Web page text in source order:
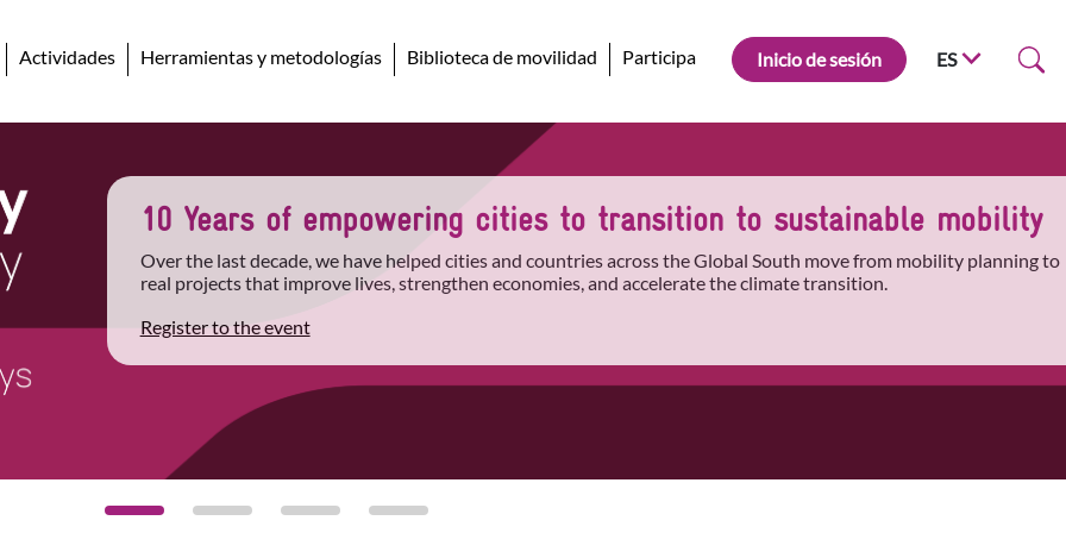
Actividades Herramientas y metodologías Biblioteca de movilidad Participa Inicio de sesión ES
10 Years of empowering cities to transition to sustainable mobility
Over the last decade, we have helped cities and countries across the Global South move from mobility planning to
real projects that improve lives, strengthen economies, and accelerate the climate transition.
Register to the event